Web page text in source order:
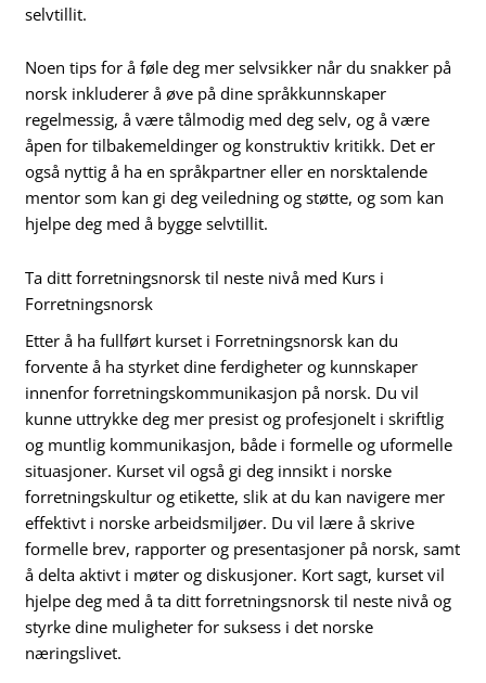
selvtillit.
Noen tips for å føle deg mer selvsikker når du snakker på
norsk inkluderer å øve på dine språkkunnskaper
regelmessig, å være tålmodig med deg selv, og å være
åpen for tilbakemeldinger og konstruktiv kritikk. Det er
også nyttig å ha en språkpartner eller en norsktalende
mentor som kan gi deg veiledning og støtte, og som kan
hjelpe deg med å bygge selvtillit.
Ta ditt forretningsnorsk til neste nivå med Kurs i
Forretningsnorsk
Etter å ha fullført kurset i Forretningsnorsk kan du
forvente å ha styrket dine ferdigheter og kunnskaper
innenfor forretningskommunikasjon på norsk. Du vil
kunne uttrykke deg mer presist og profesjonelt i skriftlig
og muntlig kommunikasjon, både i formelle og uformelle
situasjoner. Kurset vil også gi deg innsikt i norske
forretningskultur og etikette, slik at du kan navigere mer
effektivt i norske arbeidsmiljøer. Du vil lære å skrive
formelle brev, rapporter og presentasjoner på norsk, samt
å delta aktivt i møter og diskusjoner. Kort sagt, kurset vil
hjelpe deg med å ta ditt forretningsnorsk til neste nivå og
styrke dine muligheter for suksess i det norske
næringslivet.